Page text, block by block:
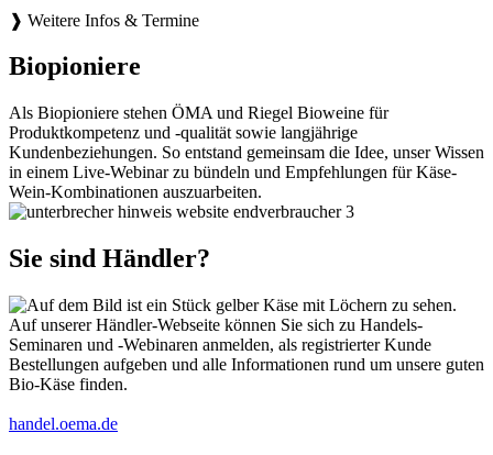
❱ Weitere Infos & Termine
Biopioniere
Als Biopioniere stehen ÖMA und Riegel Bioweine für
Produktkompetenz und -qualität sowie langjährige
Kundenbeziehungen. So entstand gemeinsam die Idee, unser Wissen
in einem Live-Webinar zu bündeln und Empfehlungen für Käse-
Wein-Kombinationen auszuarbeiten.
Sie sind Händler?
Auf unserer Händler-Webseite können Sie sich zu Handels-
Seminaren und -Webinaren anmelden, als registrierter Kunde
Bestellungen aufgeben und alle Informationen rund um unsere guten
Bio-Käse finden.
handel.oema.de